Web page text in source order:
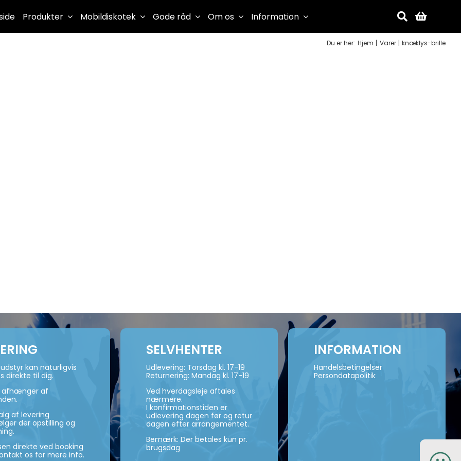
Produkter Mobildiskotek Gode råd Om os Information
Du er her: Hjem Varer knæklys-brille
kan naturligvis
direkte til dig.
afhænger af
af levering
der opstilling og
direkte ved booking
os for mere info.
SELVHENTER
Udlevering: Torsdag kl. 17-19
Returnering: Mandag kl. 17-19
Ved hverdagsleje aftales
nærmere.
I konfirmationstiden er
udlevering dagen før og retur
dagen efter arrangementet.
Bemærk: Der betales kun pr.
brugsdag
INFORMATION
Handelsbetingelser
Persondatapolitik